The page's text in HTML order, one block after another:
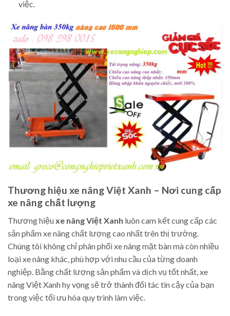
việc.
Thương hiệu xe nâng Việt Xanh – Nơi cung cấp
xe nâng chất lượng
Thương hiệuxe nâng Việt Xanh luôn cam kết cung cấp các
sản phẩm xe nâng chất lượng cao nhất trên thị trường.
Chúng tôi không chỉ phân phối xe nâng mặt bàn mà còn nhiều
loại xe nâng khác, phù hợp với nhu cầu của từng doanh
nghiệp. Bằng chất lượng sản phẩm và dịch vụ tốt nhất, xe
nâng Việt Xanh hy vọng sẽ trở thành đối tác tin cậy của bạn
trong việc tối ưu hóa quy trình làm việc.